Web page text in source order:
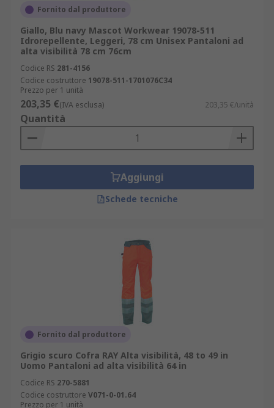
Fornito dal produttore
Giallo, Blu navy Mascot Workwear 19078-511
Idrorepellente, Leggeri, 78 cm Unisex Pantaloni ad
alta visibilità 78 cm 76cm
Codice RS 281-4156
Codice costruttore 19078-511-1701076C34
Prezzo per 1 unità
203,35 €(IVA esclusa) 203,35 €/unità
Quantità
Aggiungi
Schede tecniche
Fornito dal produttore
Grigio scuro Cofra RAY Alta visibilità, 48 to 49 in
Uomo Pantaloni ad alta visibilità 64 in
Codice RS 270-5881
Codice costruttore V071-0-01.64
Prezzo per 1 unità